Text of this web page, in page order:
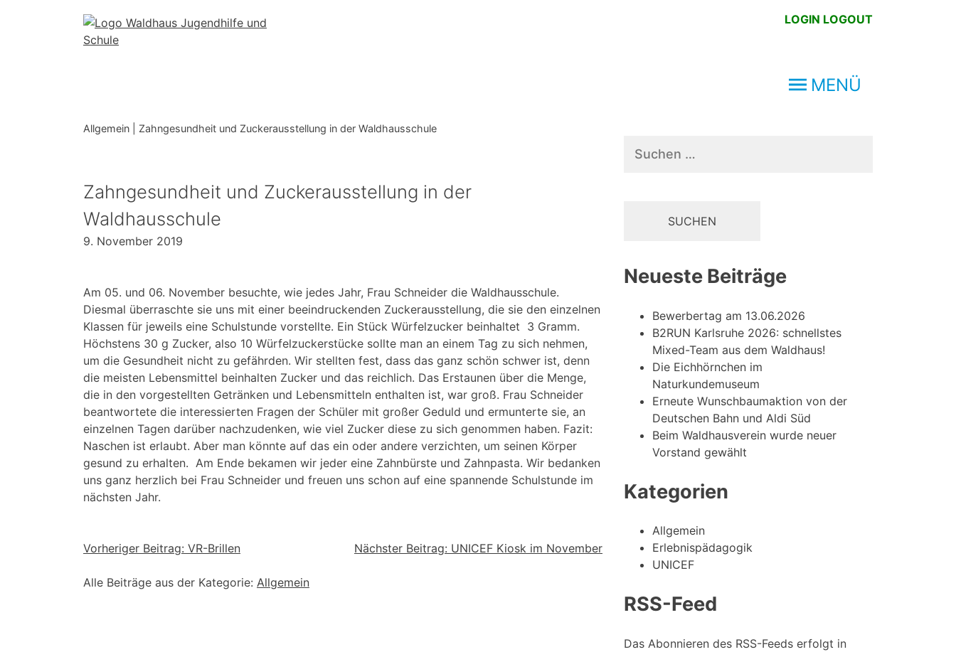
LOGIN LOGOUT
MENÜ
Allgemein Zahngesundheit und Zuckerausstellung in der Waldhausschule
Zahngesundheit und Zuckerausstellung in der
Waldhausschule
9. November 2019
Am 05. und 06. November besuchte, wie jedes Jahr, Frau Schneider die Waldhaus­schule.
Diesmal überraschte sie uns mit einer beeindruckenden Zuckerausstellung, die sie den einzelnen
Klassen für jeweils eine Schulstunde vorstellte. Ein Stück Würfelzucker beinhaltet 3 Gramm.
Höchstens 30 g Zucker, also 10 Würfelzuckerstü­cke sollte man an einem Tag zu sich nehmen,
um die Gesundheit nicht zu gefährden. Wir stellten fest, dass das ganz schön schwer ist, denn
die meisten Lebensmittel be­inhalten Zucker und das reichlich. Das Erstaunen über die Menge,
die in den vor­gestellten Getränken und Lebensmitteln enthalten ist, war groß. Frau Schneider
be­antwortete die interessierten Fragen der Schüler mit großer Geduld und ermunterte sie, an
einzelnen Tagen darüber nachzudenken, wie viel Zucker diese zu sich ge­nommen haben. Fazit:
Naschen ist erlaubt. Aber man könnte auf das ein oder an­dere verzichten, um seinen Körper
gesund zu erhalten. Am Ende bekamen wir jeder eine Zahnbürste und Zahnpasta. Wir bedanken
uns ganz herzlich bei Frau Schneider und freuen uns schon auf eine spannende Schulstunde im
nächsten Jahr.
Beitragsnavigation
Vorheriger Beitrag: VR-Brillen Nächster Beitrag: UNICEF Kiosk im November
Alle Beiträge aus der Kategorie: Allgemein
nach:
Neueste Beiträge
Bewerbertag am 13.06.2026
B2RUN Karlsruhe 2026: schnellstes
Mixed-Team aus dem Waldhaus!
Die Eichhörnchen im
Naturkundemuseum
Erneute Wunschbaumaktion von der
Deutschen Bahn und Aldi Süd
Beim Waldhausverein wurde neuer
Vorstand gewählt
Kategorien
Allgemein
Erlebnispädagogik
UNICEF
RSS-Feed
Das Abonnieren des RSS-Feeds erfolgt in